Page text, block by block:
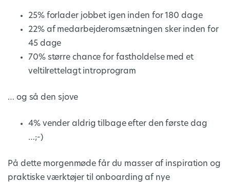
25% forlader jobbet igen inden for 180 dage
22% af medarbejderomsætningen sker inden for
45 dage
70% større chance for fastholdelse med et
veltilrettelagt introprogram
… og så den sjove
4% vender aldrig tilbage efter den første dag
…;-)
På dette morgenmøde får du masser af inspiration og
praktiske værktøjer til onboarding af nye